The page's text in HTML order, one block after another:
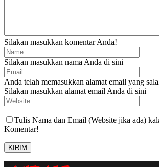
Silakan masukkan komentar Anda!
Silakan masukkan nama Anda di sini
Anda telah memasukkan alamat email yang
Silakan masukkan alamat email Anda di sini
Tulis Nama dan Email (Website jika ada)
Komentar!